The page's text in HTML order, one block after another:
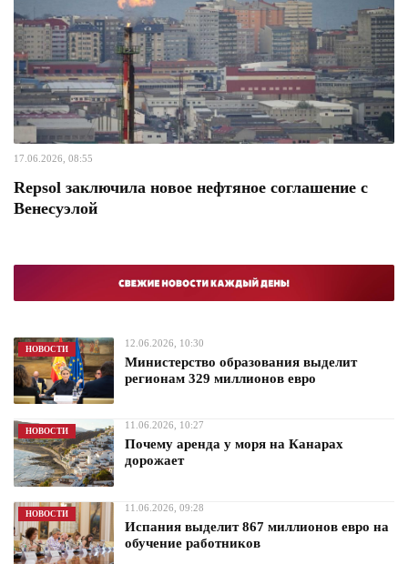
17.06.2026, 08:55
Repsol заключила новое нефтяное соглашение с
Венесуэлой
НОВОСТИ
12.06.2026, 10:30
Министерство образования выделит
регионам 329 миллионов евро
НОВОСТИ
11.06.2026, 10:27
Почему аренда у моря на Канарах
дорожает
НОВОСТИ
11.06.2026, 09:28
Испания выделит 867 миллионов евро на
обучение работников